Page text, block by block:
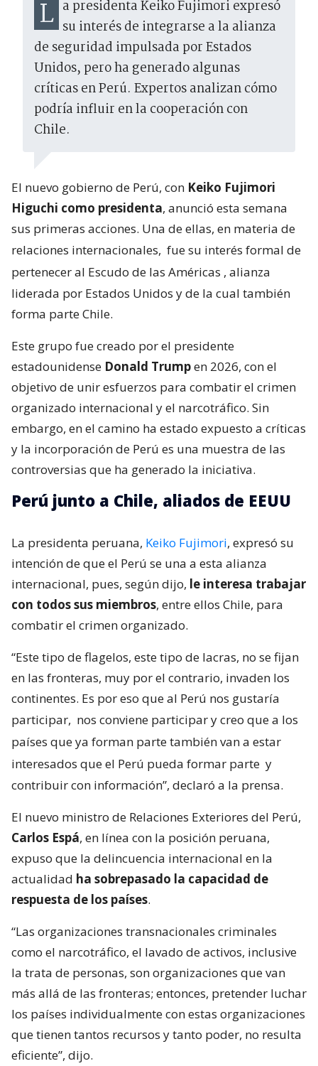
La presidenta Keiko Fujimori expresó su interés de integrarse a la alianza
de seguridad impulsada por Estados
Unidos, pero ha generado algunas
críticas en Perú. Expertos analizan cómo
podría influir en la cooperación con
Chile.
El nuevo gobierno de Perú, con Keiko Fujimori
Higuchi como presidenta, anunció esta semana
sus primeras acciones. Una de ellas, en materia de
relaciones internacionales, fue su interés formal de
pertenecer al Escudo de las Américas , alianza
liderada por Estados Unidos y de la cual también
forma parte Chile.
Este grupo fue creado por el presidente
estadounidense Donald Trumpen 2026, con el
objetivo de unir esfuerzos para combatir el crimen
organizado internacional y el narcotráfico. Sin
embargo, en el camino ha estado expuesto a críticas
y la incorporación de Perú es una muestra de las
controversias que ha generado la iniciativa.
Perú junto a Chile, aliados de EEUU
La presidenta peruana, Keiko Fujimori, expresó su
intención de que el Perú se una a esta alianza
internacional, pues, según dijo, le interesa trabajar
con todos sus miembros, entre ellos Chile, para
combatir el crimen organizado.
“Este tipo de flagelos, este tipo de lacras, no se fijan
en las fronteras, muy por el contrario, invaden los
continentes. Es por eso que al Perú nos gustaría
participar, nos conviene participar y creo que a los
países que ya forman parte también van a estar
interesados que el Perú pueda formar parte y
contribuir con información”, declaró a la prensa.
El nuevo ministro de Relaciones Exteriores del Perú,
Carlos Espá, en línea con la posición peruana,
expuso que la delincuencia internacional en la
actualidad ha sobrepasado la capacidad de
respuesta de los países.
“Las organizaciones transnacionales criminales
como el narcotráfico, el lavado de activos, inclusive
la trata de personas, son organizaciones que van
más allá de las fronteras; entonces, pretender luchar
los países individualmente con estas organizaciones
que tienen tantos recursos y tanto poder, no resulta
eficiente”, dijo.